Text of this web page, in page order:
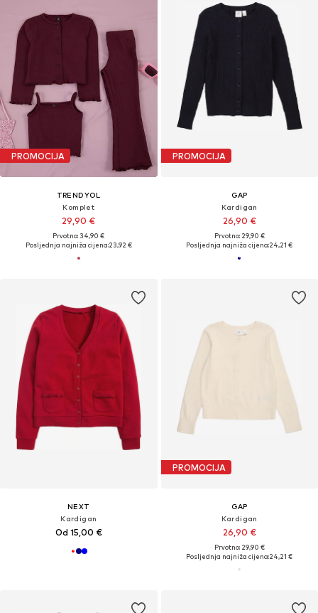
PROMOCIJA
TRENDYOL
Komplet
29,90 €
Prvotno: 34,90 €
Posljednja najniža cijena:23,92 €
PROMOCIJA
GAP
Kardigan
26,90 €
Prvotno: 29,90 €
Posljednja najniža cijena:24,21 €
NEXT
Kardigan
Od 15,00 €
PROMOCIJA
GAP
Kardigan
26,90 €
Prvotno: 29,90 €
Posljednja najniža cijena:24,21 €